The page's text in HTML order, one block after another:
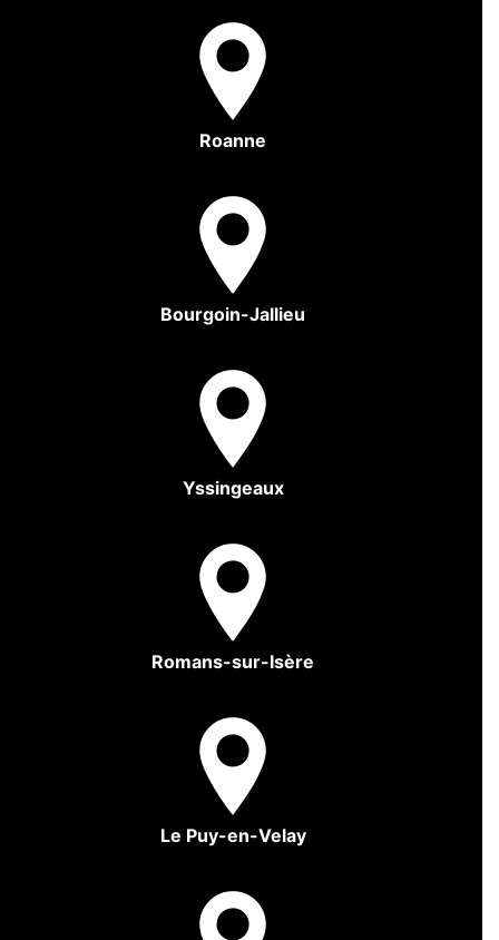
Roanne
Bourgoin-Jallieu
Yssingeaux
Romans-sur-Isère
Le Puy-en-Velay